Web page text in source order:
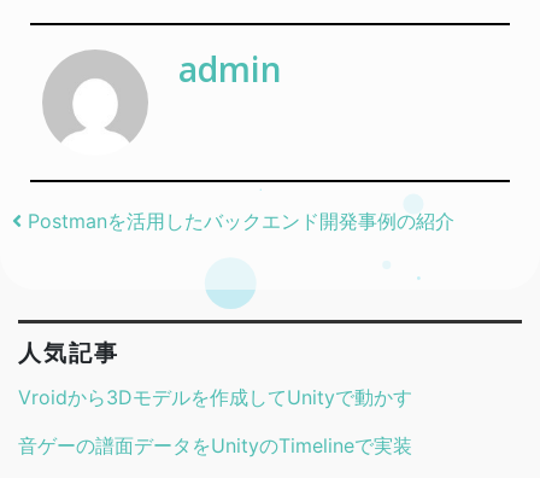
admin
Post navigation
Postmanを活用したバックエンド開発事例の紹介
人気記事
Vroidから3Dモデルを作成してUnityで動かす
音ゲーの譜面データをUnityのTimelineで実装